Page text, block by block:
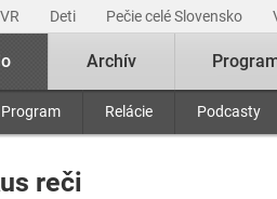
Deti Pečie celé Slovensko
Program Relácie Podcasty
Archív
reči